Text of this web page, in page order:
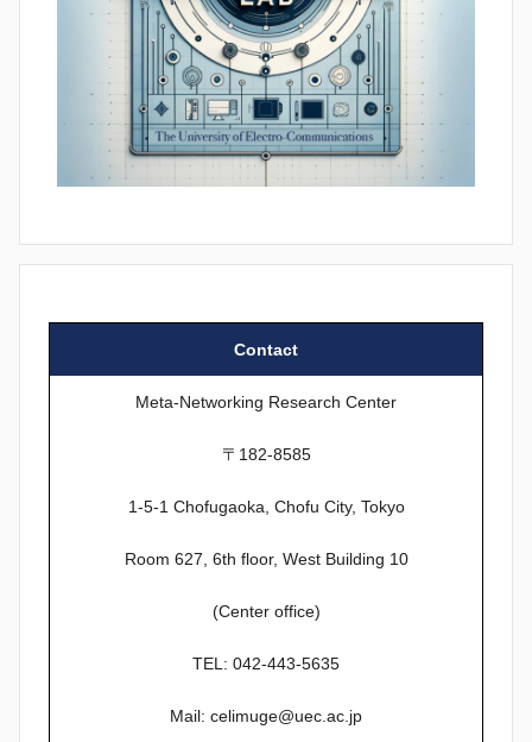
Contact
Meta-Networking Research Center
〒182-8585
1-5-1 Chofugaoka, Chofu City, Tokyo
Room 627, 6th floor, West Building 10
(Center office)
TEL: 042-443-5635
Mail: celimuge@uec.ac.jp